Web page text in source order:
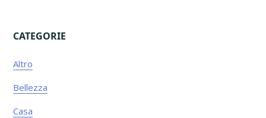
Primary
Sidebar
CATEGORIE
Altro
Bellezza
Casa